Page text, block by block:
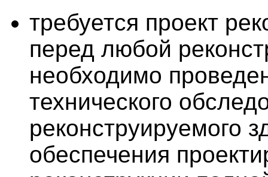
требуется проект
перед любой
необходимо
технического
реконструируемого
обеспечения